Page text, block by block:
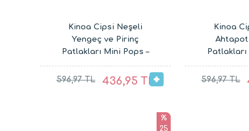
Kinoa Cipsi Neşeli
Yengeç ve Pirinç
Patlakları Mini Pops –
Glutensiz Vegan Çocuk
Atıştırmalıkları
596,97 TL 436,95 TL
Kinoa
Ahtapot
Patlakları
Glutensiz
596,97 TL
%
25